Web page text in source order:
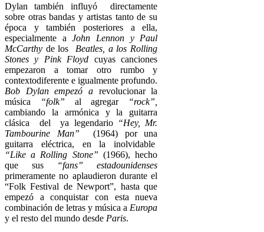
Dylan también influyó directamente
sobre otras bandas y artistas tanto de su
época y también posteriores a ella,
especialmente aJohn Lennon y Paul
McCarthy de los Beatles, a los Rolling
Stones y Pink Floyd cuyas canciones
empezaron a tomar otro rumbo y
contextodiferente e igualmente profundo.
Bob Dylan empezó a revolucionar la
música
“folk” al agregar
“rock”,
cambiando la armónica y la guitarra
clásica del ya legendario “Hey, Mr.
Tambourine Man” (1964) por una
guitarra eléctrica, en la inolvidable
“Like a Rolling Stone” (1966), hecho
que sus
“fans” estadounidenses
primeramente no aplaudieron durante el
“Folk Festival de Newport”, hasta que
empezó a conquistar con esta nueva
combinación de letras y música a Europa
y el resto del mundo desde Paris.